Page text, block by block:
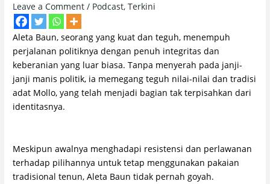
Leave a Comment / Podcast,Terkini
Aleta Baun, seorang yang kuat dan teguh, menempuh
perjalanan politiknya dengan penuh integritas dan
keberanian yang luar biasa. Tanpa menyerah pada janji-
janji manis politik, ia memegang teguh nilai-nilai dan tradisi
adat Mollo, yang telah menjadi bagian tak terpisahkan dari
identitasnya.
Meskipun awalnya menghadapi resistensi dan perlawanan
terhadap pilihannya untuk tetap menggunakan pakaian
tradisional tenun, Aleta Baun tidak pernah goyah.